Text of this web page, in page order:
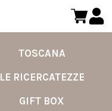
TOSCANA
LE RICERCATEZZE
GIFT BOX